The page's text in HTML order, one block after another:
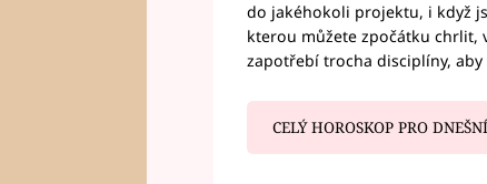
do jakéhokoli projektu, i když
kterou můžete zpočátku chrlit,
zapotřebí trocha disciplíny,
CELÝ HOROSKOP PRO